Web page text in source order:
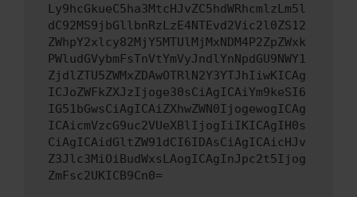
Ly9hcGkueC5ha3MtcHJvZC5hdWRhcmlzLm5l
dC92MS9jbGllbnRzLzE4NTEvd2Vic2l0ZS12
ZWhpY2xlcy82MjY5MTUlMjMxNDM4P2ZpZWxk
PWludGVybmFsTnVtYmVyJndlYnNpdGU9NWY1
ZjdlZTU5ZWMxZDAwOTRlN2Y3YTJhIiwKICAg
ICJoZWFkZXJzIjoge30sCiAgICAiYm9keSI6
IG51bGwsCiAgICAiZXhwZWN0IjogewogICAg
ICAicmVzcG9uc2VUeXBlIjogIiIKICAgIH0s
CiAgICAidGltZW91dCI6IDAsCiAgICAicHJv
Z3Jlc3MiOiBudWxsLAogICAgInJpc2t5Ijog
ZmFsc2UKICB9Cn0=